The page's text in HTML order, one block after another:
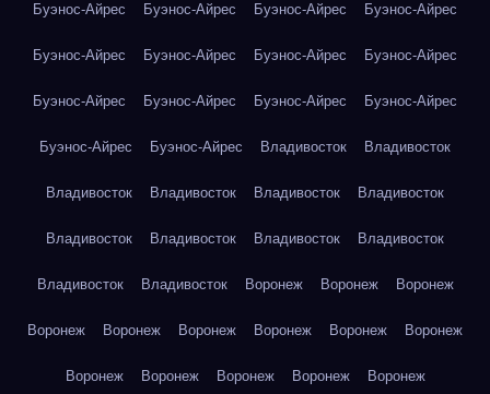
Буэнос-Айрес Буэнос-Айрес Буэнос-Айрес Буэнос-Айрес
Буэнос-Айрес Буэнос-Айрес Буэнос-Айрес Буэнос-Айрес
Буэнос-Айрес Буэнос-Айрес Буэнос-Айрес Буэнос-Айрес
Буэнос-Айрес Буэнос-Айрес Владивосток Владивосток
Владивосток Владивосток Владивосток Владивосток
Владивосток Владивосток Владивосток Владивосток
Владивосток Владивосток Воронеж Воронеж Воронеж
Воронеж Воронеж Воронеж Воронеж Воронеж Воронеж
Воронеж Воронеж Воронеж Воронеж Воронеж